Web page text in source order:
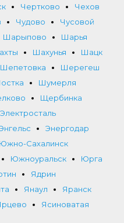
Чертково
Чехов
Чудово
Чусовой
Шарыпово
Шарья
Шахунья
Шацк
Шепетовка
Шерегеш
Шумерля
Щербинка
Электросталь
Энергодар
Южно-Сахалинск
Южноуральск
Юрга
Ядрин
Янаул
Яранск
Ясиноватая